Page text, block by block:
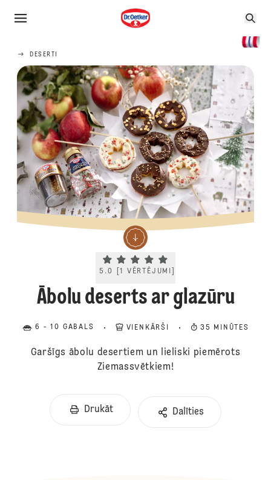
DESERTI
Current rating 5.0. Click to rate.
5.0 [1 VĒRTĒJUMI
Ābolu deserts ar glazūru
6 - 10 GABALS VIENKĀRŠI 35 MINŪTES
Garšīgs ābolu desertiem un lieliski piemērots
Ziemassvētkiem!
Drukāt Dalīties